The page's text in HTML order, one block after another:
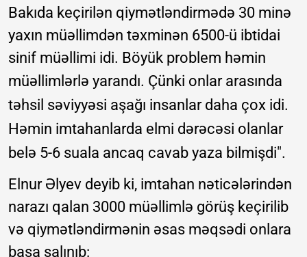
Bakıda keçirilən qiymətləndirmədə 30 minə
yaxın müəllimdən təxminən 6500-ü ibtidai
sinif müəllimi idi. Böyük problem həmin
müəllimlərlə yarandı. Çünki onlar arasında
təhsil səviyyəsi aşağı insanlar daha çox idi.
Həmin imtahanlarda elmi dərəcəsi olanlar
belə 5-6 suala ancaq cavab yaza bilmişdi".
Elnur Əlyev deyib ki, imtahan nəticələrindən
narazı qalan 3000 müəllimlə görüş keçirilib
və qiymətləndirmənin əsas məqsədi onlara
başa salınıb: